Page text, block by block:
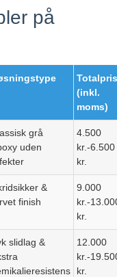
på
Totalpris
(inkl.
moms)
grå
uden
4.500
kr.-6.500
kr.
&
finish
9.000
kr.-
kr.
slidlag &
12.000
kr.-
kr.